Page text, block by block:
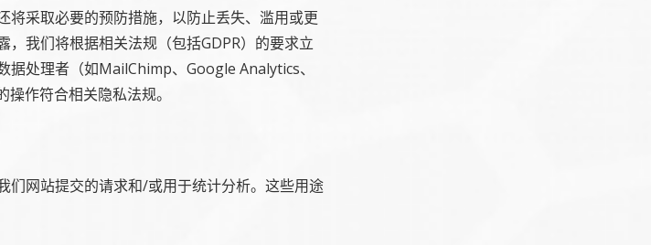
将采取必要的预防措施，以防止丢失、滥用或更
，我们将根据相关法规（包括GDPR）的要求立
据处理者（如MailChimp、Google Analytics、
作符合相关隐私法规。
们网站提交的请求和/或用于统计分析。这些用途